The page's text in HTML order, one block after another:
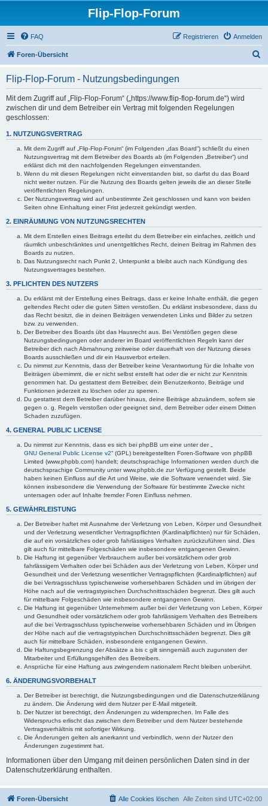
Flip-Flop-Forum
FAQ Anmelden
Registrieren
Foren-Übersicht
Flip-Flop-Forum - Nutzungsbedingungen
Mit dem Zugriff auf „Flip-Flop-Forum“ („https://www.flip-flop-forum.de“) wird
zwischen dir und dem Betreiber ein Vertrag mit folgenden Regelungen
geschlossen:
1. NUTZUNGSVERTRAG
Mit dem Zugriff auf „Flip-Flop-Forum“ (im Folgenden „das Board“) schließt du einen
Nutzungsvertrag mit dem Betreiber des Boards ab (im Folgenden „Betreiber“) und
erklärst dich mit den nachfolgenden Regelungen einverstanden.
Wenn du mit diesen Regelungen nicht einverstanden bist, so darfst du das Board
nicht weiter nutzen. Für die Nutzung des Boards gelten jeweils die an dieser Stelle
veröffentlichten Regelungen.
Der Nutzungsvertrag wird auf unbestimmte Zeit geschlossen und kann von beiden
Seiten ohne Einhaltung einer Frist jederzeit gekündigt werden.
2. EINRÄUMUNG VON NUTZUNGSRECHTEN
Mit dem Erstellen eines Beitrags erteilst du dem Betreiber ein einfaches, zeitlich und
räumlich unbeschränktes und unentgeltliches Recht, deinen Beitrag im Rahmen des
Boards zu nutzen.
Das Nutzungsrecht nach Punkt 2, Unterpunkt a bleibt auch nach Kündigung des
Nutzungsvertrages bestehen.
3. PFLICHTEN DES NUTZERS
Du erklärst mit der Erstellung eines Beitrags, dass er keine Inhalte enthält, die gegen
geltendes Recht oder die guten Sitten verstoßen. Du erklärst insbesondere, dass du
das Recht besitzt, die in deinen Beiträgen verwendeten Links und Bilder zu setzen
bzw. zu verwenden.
Der Betreiber des Boards übt das Hausrecht aus. Bei Verstößen gegen diese
Nutzungsbedingungen oder anderer im Board veröffentlichten Regeln kann der
Betreiber dich nach Abmahnung zeitweise oder dauerhaft von der Nutzung dieses
Boards ausschließen und dir ein Hausverbot erteilen.
Du nimmst zur Kenntnis, dass der Betreiber keine Verantwortung für die Inhalte von
Beiträgen übernimmt, die er nicht selbst erstellt hat oder die er nicht zur Kenntnis
genommen hat. Du gestattest dem Betreiber, dein Benutzerkonto, Beiträge und
Funktionen jederzeit zu löschen oder zu sperren.
Du gestattest dem Betreiber darüber hinaus, deine Beiträge abzuändern, sofern sie
gegen o. g. Regeln verstoßen oder geeignet sind, dem Betreiber oder einem Dritten
Schaden zuzufügen.
4. GENERAL PUBLIC LICENSE
Du nimmst zur Kenntnis, dass es sich bei phpBB um eine unter der „
GNU General Public License v2“ (GPL) bereitgestellten Foren-Software von phpBB
Limited (www.phpbb.com) handelt; deutschsprachige Informationen werden durch die
deutschsprachige Community unter www.phpbb.de zur Verfügung gestellt. Beide
haben keinen Einfluss auf die Art und Weise, wie die Software verwendet wird. Sie
können insbesondere die Verwendung der Software für bestimmte Zwecke nicht
untersagen oder auf Inhalte fremder Foren Einfluss nehmen.
5. GEWÄHRLEISTUNG
Der Betreiber haftet mit Ausnahme der Verletzung von Leben, Körper und Gesundheit
und der Verletzung wesentlicher Vertragspflichten (Kardinalpflichten) nur für Schäden,
die auf ein vorsätzliches oder grob fahrlässiges Verhalten zurückzuführen sind. Dies
gilt auch für mittelbare Folgeschäden wie insbesondere entgangenen Gewinn.
Die Haftung ist gegenüber Verbrauchern außer bei vorsätzlichem oder grob
fahrlässigem Verhalten oder bei Schäden aus der Verletzung von Leben, Körper und
Gesundheit und der Verletzung wesentlicher Vertragspflichten (Kardinalpflichten) auf
die bei Vertragsschluss typischerweise vorhersehbaren Schäden und im übrigen der
Höhe nach auf die vertragstypischen Durchschnittsschäden begrenzt. Dies gilt auch
für mittelbare Folgeschäden wie insbesondere entgangenen Gewinn.
Die Haftung ist gegenüber Unternehmern außer bei der Verletzung von Leben, Körper
und Gesundheit oder vorsätzlichem oder grob fahrlässigem Verhalten des Betreibers
auf die bei Vertragsschluss typischerweise vorhersehbaren Schäden und im Übrigen
der Höhe nach auf die vertragstypischen Durchschnittsschäden begrenzt. Dies gilt
auch für mittelbare Schäden, insbesondere entgangenen Gewinn.
Die Haftungsbegrenzung der Absätze a bis c gilt sinngemäß auch zugunsten der
Mitarbeiter und Erfüllungsgehilfen des Betreibers.
Ansprüche für eine Haftung aus zwingendem nationalem Recht bleiben unberührt.
6. ÄNDERUNGSVORBEHALT
Der Betreiber ist berechtigt, die Nutzungsbedingungen und die Datenschutzerklärung
zu ändern. Die Änderung wird dem Nutzer per E-Mail mitgeteilt.
Der Nutzer ist berechtigt, den Änderungen zu widersprechen. Im Falle des
Widerspruchs erlischt das zwischen dem Betreiber und dem Nutzer bestehende
Vertragsverhältnis mit sofortiger Wirkung.
Die Änderungen gelten als anerkannt und verbindlich, wenn der Nutzer den
Änderungen zugestimmt hat.
Informationen über den Umgang mit deinen persönlichen Daten sind in der
Datenschutzerklärung enthalten.
Foren-Übersicht Alle Zeiten sind UTC+02:00
Alle Cookies löschen